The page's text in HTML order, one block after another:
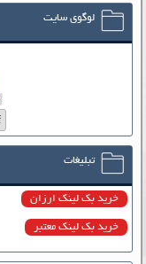
لوگوی سایت
تبلیغات
خرید بک لینک ارزان
خرید بک لینک معتبر